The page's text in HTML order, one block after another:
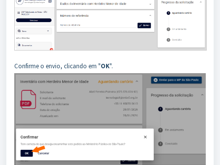
Confirme o envio, clicando em "OK".